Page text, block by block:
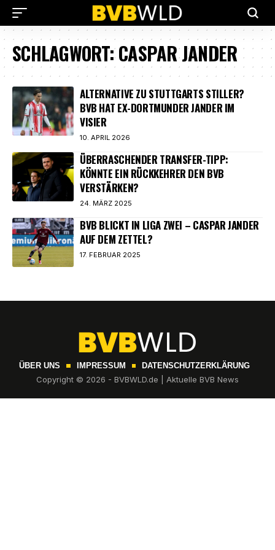
SCHLAGWORT:CASPAR JANDER
ALTERNATIVE ZU STUTTGARTS STILLER?
BVB HAT EX-DORTMUNDER JANDER IM
VISIER
10. APRIL 2026
ÜBERRASCHENDER TRANSFER-TIPP:
KÖNNTE EIN RÜCKKEHRER DEN BVB
VERSTÄRKEN?
24. MÄRZ 2025
BVB BLICKT IN LIGA ZWEI – CASPAR JANDER
AUF DEM ZETTEL?
17. FEBRUAR 2025
ÜBER UNS IMPRESSUM DATENSCHUTZERKLÄRUNG
Copyright © 2026 - BVBWLD.de | Aktuelle BVB News